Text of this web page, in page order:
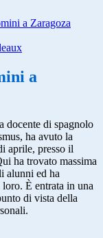
a Zaragoza
a
docente di spagnolo
ha avuto la
aprile, presso il
ha trovato massima
alunni ed ha
È entrata in una
di vista della